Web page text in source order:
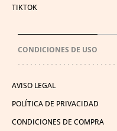
TIKTOK
CONDICIONES DE USO
AVISO LEGAL
POLÍTICA DE PRIVACIDAD
CONDICIONES DE COMPRA